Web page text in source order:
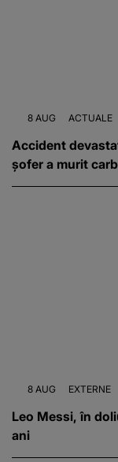
8 AUG ACTUALE
Accident
șofer a murit
8 AUG EXTERNE
Leo Messi, în
ani